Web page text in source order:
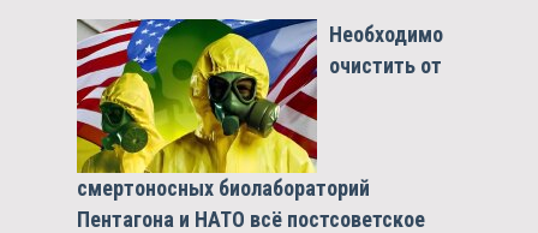
Необходимо
очистить от
смертоносных биолабораторий
Пентагона и НАТО всё постсоветское